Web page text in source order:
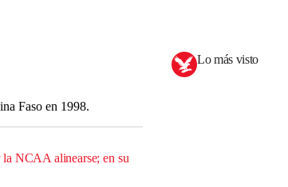
Faso en 1998.
NCAA alinearse; en su
Lo más visto